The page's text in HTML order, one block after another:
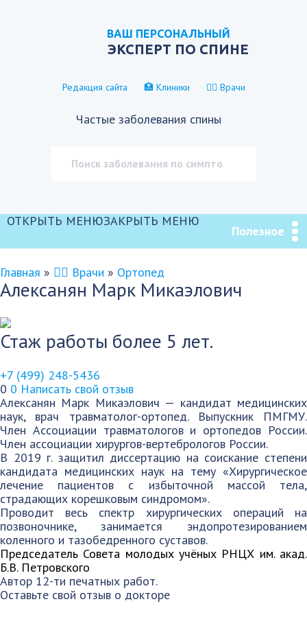
ВАШ ПЕРСОНАЛЬНЫЙ
ЭКСПЕРТ ПО СПИНЕ
Редакция сайта 🏥 Клиники 👨‍⚕️ Врачи
Частые заболевания спины
ОТКРЫТЬ МЕНЮЗАКРЫТЬ МЕНЮ
Полезное
Главная » 👨‍⚕️ Врачи » Ортопед
Алексанян Марк Микаэлович
Стаж работы более 5 лет.
+7 (499) 248-5436
0 0 Написать свой отзыв
Алексанян Марк Микаэлович — кандидат медицинских
наук, врач травматолог-ортопед. Выпускник ПМГМУ.
Член Ассоциации травматологов и ортопедов России.
Член ассоциации хирургов-вертебрологов России.
В 2019 г. защитил диссертацию на соискание степени
кандидата медицинских наук на тему «Хирургическое
лечение пациентов с избыточной массой тела,
страдающих корешковым синдромом».
Проводит весь спектр хирургических операций на
позвоночнике, занимается эндопротезированием
коленного и тазобедренного суставов.
Председатель Совета молодых учёных РНЦХ им. акад.
Б.В. Петровского
Автор 12-ти печатных работ.
Оставьте свой отзыв о докторе